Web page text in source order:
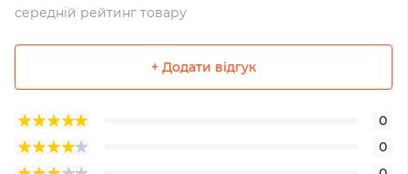
середній рейтинг товару
+ Додати відгук
0
0